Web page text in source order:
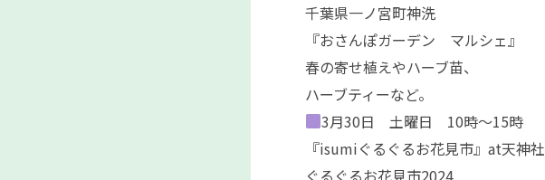
千葉県一ノ宮町神洗
『おさんぽガーデン マルシェ』
春の寄せ植えやハーブ苗、
ハーブティーなど。
3月30日 土曜日 10時〜15時
『isumiぐるぐるお花見市』at天神社
ぐるぐるお花見市2024